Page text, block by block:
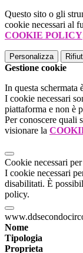
Questo sito o gli
cookie necessari al
COOKIE POLICY
Personalizza
Gestione cookie
In questa schermata
I cookie necessari
piattaforma e non è
Per conoscere quali
visionare la
Cookie necessari
I cookie necessari
disabilitati. È
policy.
Nome
Tipologia
Proprieta